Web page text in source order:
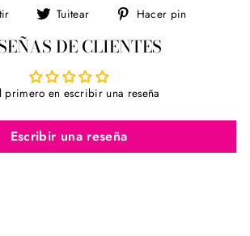
Compartir
Facebook
Tuitear
Tuitear
Twitter
Hacer pin
DE CLIENTES
primero en escribir una reseña
Escribir una reseña